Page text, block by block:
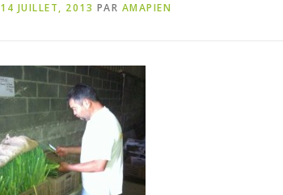
14 JUILLET, 2013 PAR AMAPIEN